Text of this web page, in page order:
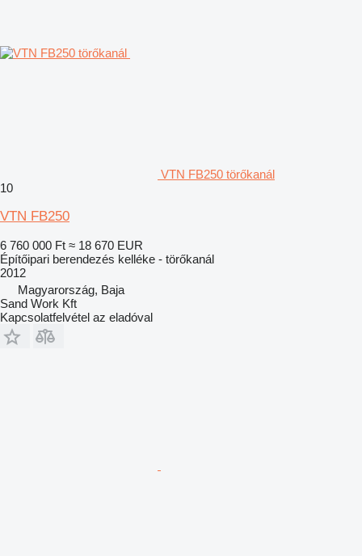
VTN FB250 törőkanál
10
VTN FB250
6 760 000 Ft ≈ 18 670 EUR
Építőipari berendezés kelléke - törőkanál
2012
Magyarország, Baja
Sand Work Kft
Kapcsolatfelvétel az eladóval